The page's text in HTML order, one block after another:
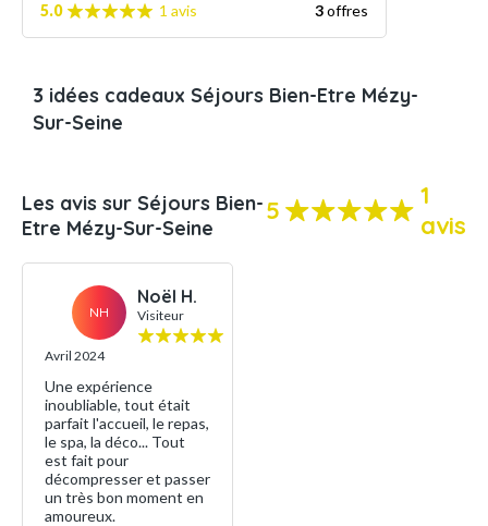
5.0 1 avis 3offres
3 idées cadeaux Séjours Bien-Etre Mézy-
Sur-Seine
Les avis sur Séjours Bien-
Etre Mézy-Sur-Seine
5
1
avis
NH
Noël H.
Visiteur
Avril 2024
Une expérience
inoubliable, tout était
parfait l'accueil, le repas,
le spa, la déco... Tout
est fait pour
décompresser et passer
un très bon moment en
amoureux.